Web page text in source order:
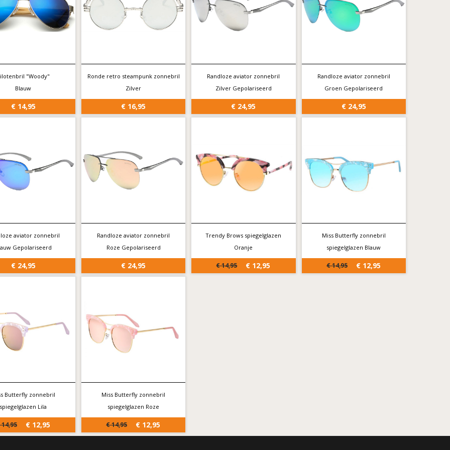
"Woody"
Blauw
€ 14,95
Ronde retro steampunk zonnebril
Zilver
€ 16,95
Randloze aviator zonnebril
Zilver Gepolariseerd
€ 24,95
Randloze aviator zonnebril
Groen Gepolariseerd
€ 24,95
aviator zonnebril
Gepolariseerd
€ 24,95
Randloze aviator zonnebril
Roze Gepolariseerd
€ 24,95
Trendy Brows spiegelglazen
Oranje
€ 14,95 € 12,95
Miss Butterfly zonnebril
spiegelglazen Blauw
€ 14,95 € 12,95
Butterfly zonnebril
spiegelglazen Lila
€ 12,95
Miss Butterfly zonnebril
spiegelglazen Roze
€ 14,95 € 12,95